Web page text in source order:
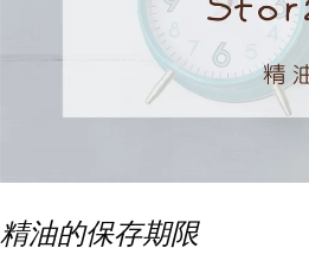
精油的保存期限